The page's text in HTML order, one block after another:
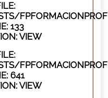
133
VIEW
641
VIEW